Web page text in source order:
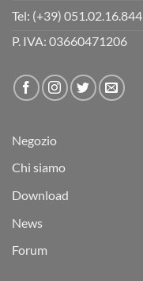
Tel: (+39) 051.02.16.844
P. IVA: 03660471206
Negozio
Chi siamo
Download
News
Forum